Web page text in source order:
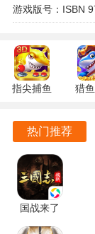
仿佛是韩剧中常
作品在细节上的
动地描绘出来。
看几眼。
作品也深刻地展
厚的信任才能维
我本千金
游戏版号：ISBN
指尖捕鱼
安卓版
猎
卓
热门推荐
国战来了
3.9.0.0 官